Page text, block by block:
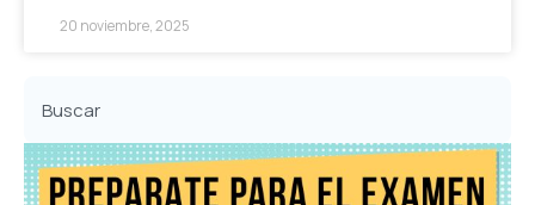
20 noviembre, 2025